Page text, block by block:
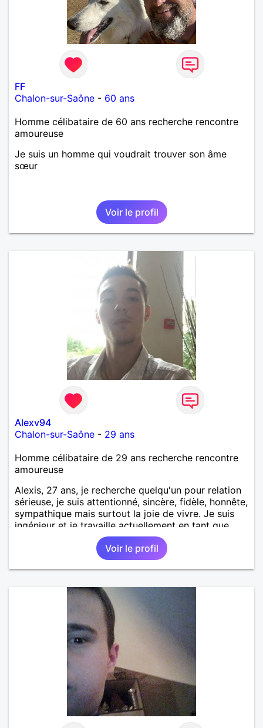
FF
Chalon-sur-Saône - 60 ans
Homme célibataire de 60 ans recherche rencontre
amoureuse
Je suis un homme qui voudrait trouver son âme
sœur
Voir le profil
Alexv94
Chalon-sur-Saône - 29 ans
Homme célibataire de 29 ans recherche rencontre
amoureuse
Alexis, 27 ans, je recherche quelqu'un pour relation
sérieuse, je suis attentionné, sincère, fidèle, honnête,
sympathique mais surtout la joie de vivre. Je suis
ingénieur et je travaille actuellement en tant que
contrôleur technique dans un bureau de contrôle sur
Voir le profil